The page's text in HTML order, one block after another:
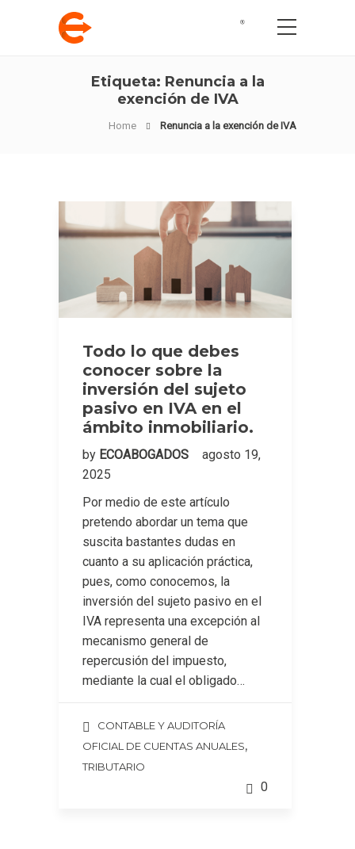
Etiqueta: Renuncia a la
exención de IVA
Home Renuncia a la exención de IVA
Todo lo que debes
conocer sobre la
inversión del sujeto
pasivo en IVA en el
ámbito inmobiliario.
by ECOABOGADOS
agosto 19,
2025
Por medio de este artículo
pretendo abordar un tema que
suscita bastantes dudas en
cuanto a su aplicación práctica,
pues, como conocemos, la
inversión del sujeto pasivo en el
IVA representa una excepción al
mecanismo general de
repercusión del impuesto,
mediante la cual el obligado…
CONTABLE Y AUDITORÍA
OFICIAL DE CUENTAS ANUALES,
TRIBUTARIO
0